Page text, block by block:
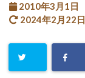
2010年3月1日
2024年2月22日